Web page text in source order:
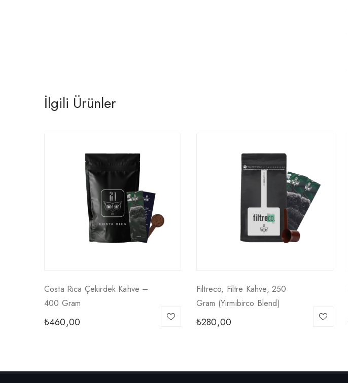
İlgili Ürünler
Costa Rica Çekirdek Kahve –
400 Gram
₺460,00
Filtreco, Filtre Kahve, 250
Gram (yirmibirco Blend)
₺280,00